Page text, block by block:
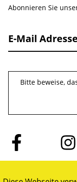
Abonnieren Sie
E-Mail Adresse
Bitte beweise,
Folge
uns
auf
Folge
uns
auf